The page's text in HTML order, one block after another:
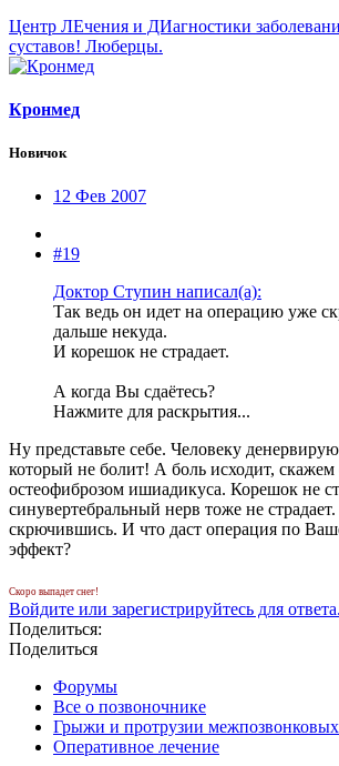
Центр ЛЕчения и ДИагностики
суставов! Люберцы.
Кронмед
Новичок
12 Фев 2007
#19
Доктор Ступин написал(а):
Так ведь он идет на операцию уже
дальше некуда.
И корешок не страдает.
А когда Вы сдаётесь?
Нажмите для раскрытия...
Ну представьте себе. Человеку
который не болит! А боль исходит, скажем
остеофиброзом ишиадикуса. Корешок не
синувертебральный нерв тоже не
скрючившись. И что даст операция по
эффект?
Скоро выпадет снег!
Войдите или зарегистрируйтесь для ответа.
Поделиться:
Поделиться
Форумы
Все о позвоночнике
Грыжи и протрузии межпозвонковых
Оперативное лечение